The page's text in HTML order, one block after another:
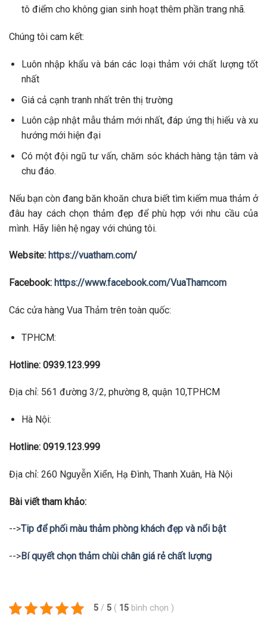
tô điểm cho không gian sinh hoạt thêm phần trang nhã.
Chúng tôi cam kết:
Luôn nhập khẩu và bán các loại thảm với chất lượng tốt
nhất
Giá cả cạnh tranh nhất trên thị trường
Luôn cập nhật mẫu thảm mới nhất, đáp ứng thị hiếu và xu
hướng mới hiện đại
Có một đội ngũ tư vấn, chăm sóc khách hàng tận tâm và
chu đáo.
Nếu bạn còn đang băn khoăn chưa biết tìm kiếm mua thảm ở
đâu hay cách chọn thảm đẹp để phù hợp với nhu cầu của
mình. Hãy liên hệ ngay với chúng tôi.
Website: https://vuatham.com/
Facebook: https://www.facebook.com/VuaThamcom
Các cửa hàng Vua Thảm trên toàn quốc:
TPHCM:
Hotline: 0939.123.999
Địa chỉ: 561 đường 3/2, phường 8, quận 10,TPHCM
Hà Nội:
Hotline: 0919.123.999
Địa chỉ: 260 Nguyễn Xiển, Hạ Đình, Thanh Xuân, Hà Nội
Bài viết tham khảo:
-->Tip để phối màu thảm phòng khách đẹp và nổi bật
-->Bí quyết chọn thảm chùi chân giá rẻ chất lượng
5 / 5 ( 15 bình chọn )